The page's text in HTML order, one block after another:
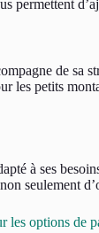
permettent
de sa
les petits
à ses
seulement
les options de